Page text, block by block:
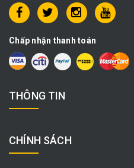
Chấp nhận thanh toán
THÔNG TIN
CHÍNH SÁCH